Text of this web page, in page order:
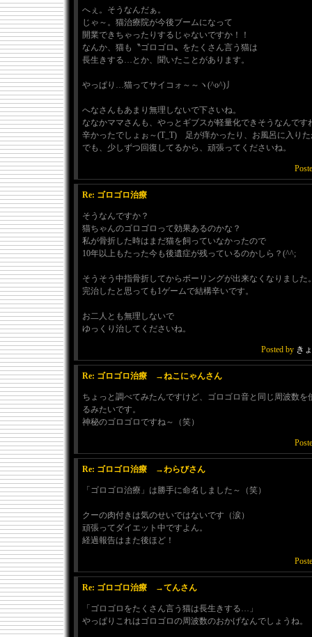
へぇ。そうなんだぁ。
じゃ～。猫治療院が今後ブームになって
開業できちゃったりするじゃないですか！！
なんか、猫も〝ゴロゴロ〟をたくさん言う猫は
長生きする…とか、聞いたことがあります。
やっぱり…猫ってサイコォ～～ヽ(^o^)丿
へなさんもあまり無理しないで下さいね。
ななかママさんも、やっとギブスが軽量化できそうなんです
辛かったでしょぉ～(T_T) 足が痒かったり、お風呂に入り
でも、少しずつ回復してるから、頑張ってくださいね。
Re: ゴロゴロ治療
そうなんですか？
猫ちゃんのゴロゴロって効果あるのかな？
私が骨折した時はまだ猫を飼っていなかったので
10年以上もたった今も後遺症が残っているのかしら？(^^;
そうそう中指骨折してからボーリングが出来なくなりました
完治したと思っても1ゲームで結構辛いです。
お二人とも無理しないで
ゆっくり治してくださいね。
Posted by き
Re: ゴロゴロ治療 →ねこにゃんさん
ちょっと調べてみたんですけど、ゴロゴロ音と同じ周波数
るみたいです。
神秘のゴロゴロですね～（笑）
Re: ゴロゴロ治療 →わらびさん
「ゴロゴロ治療」は勝手に命名しました～（笑）
クーの肉付きは気のせいではないです（涙）
頑張ってダイエット中ですよん。
経過報告はまた後ほど！
Re: ゴロゴロ治療 →てんさん
「ゴロゴロをたくさん言う猫は長生きする…」
やっぱりこれはゴロゴロの周波数のおかげなんでしょうね。